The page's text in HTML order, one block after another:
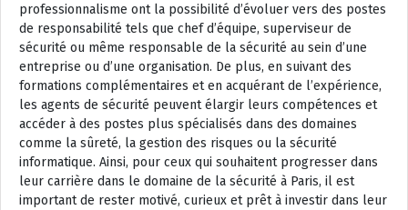
professionnalisme ont la possibilité d’évoluer vers des postes
de responsabilité tels que chef d’équipe, superviseur de
sécurité ou même responsable de la sécurité au sein d’une
entreprise ou d’une organisation. De plus, en suivant des
formations complémentaires et en acquérant de l’expérience,
les agents de sécurité peuvent élargir leurs compétences et
accéder à des postes plus spécialisés dans des domaines
comme la sûreté, la gestion des risques ou la sécurité
informatique. Ainsi, pour ceux qui souhaitent progresser dans
leur carrière dans le domaine de la sécurité à Paris, il est
important de rester motivé, curieux et prêt à investir dans leur